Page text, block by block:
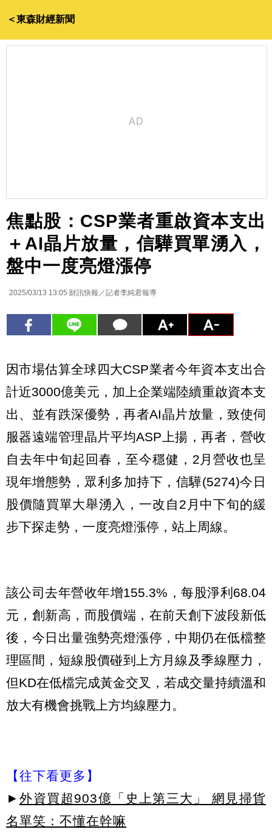
＜東森財經新聞
焦點股：CSP業者重啟資本支出
＋AI晶片放量，信驊買單湧入，
盤中一度亮燈漲停
2025/03/13 13:05 財訊快報／記者李純君報導
因市場估算全球四大CSP業者今年資本支出合
計近3000億美元，加上企業端陸續重啟資本支
出、並有跌深優勢，再者AI晶片放量，致使伺
服器遠端管理晶片平均ASP上揚，再者，營收
自去年中旬起回春，至今穩健，2月營收也呈
現年增態勢，眾利多加持下，信驊(5274)今日
股價隨買單大舉湧入，一改自2月中下旬的緩
步下探走勢，一度亮燈漲停，站上周線。
該公司去年營收年增155.3%，每股淨利68.04
元，創新高，而股價端，在前天創下波段新低
後，今日出量強勢亮燈漲停，中期仍在低檔整
理區間，短線股價碰到上方月線及季線壓力，
但KD在低檔完成黃金交叉，若成交量持續溫和
放大有機會挑戰上方均線壓力。
【往下看更多】
► 外資買超903億「史上第三大」 網見掃貨
名單笑：不懂在幹嘛